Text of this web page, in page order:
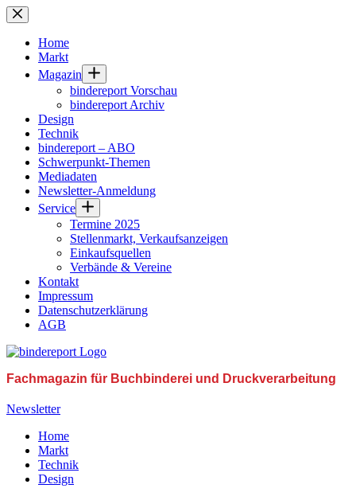
Zum
Inhalt
springenHome
Markt
Magazin
bindereport Vorschau
bindereport Archiv
Design
Technik
bindereport – ABO
Schwerpunkt-Themen
Mediadaten
Newsletter-Anmeldung
Service
Termine 2025
Stellenmarkt, Verkaufsanzeigen
Einkaufsquellen
Verbände & Vereine
Kontakt
Impressum
Datenschutzerklärung
AGB
Fachmagazin für Buchbinderei und Druckverarbeitung
Newsletter
Home
Markt
Technik
Design